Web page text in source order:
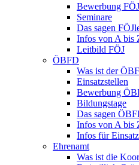
Bewerbung FÖJ
Seminare
Das sagen
Infos von A bis
Leitbild FÖJ
ÖBFD
Was ist der
Einsatzstellen
Bewerbung
Bildungstage
Das sagen
Infos von A bis
Infos für
Ehrenamt
Was ist die